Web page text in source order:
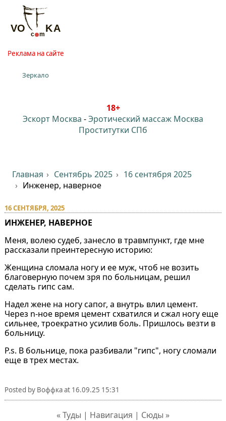
Реклама на сайте
Зеркало
18+
Эскорт Москва -Эротический массаж Москва
Проститутки СПб
Главная Сентябрь 2025
16 сентября 2025
Инженер, наверное
16 СЕНТЯБРЯ, 2025
ИНЖЕНЕР, НАВЕРНОЕ
Меня, волею судеб, занесло в травмпункт, где мне
рассказали преинтересную историю:
Женщина сломала ногу и ее муж, чтоб не возить
благоверную почем зря по больницам, решил
сделать гипс сам.
Надел жене на ногу сапог, а внутрь влил цемент.
Через n-ное время цемент схватился и сжал ногу еще
сильнее, троекратно усилив боль. Пришлось везти в
больницу.
P.s. В больнице, пока разбивали "гипс", ногу сломали
еще в трех местах.
Posted by Воффкаat 16.09.25 15:31
« Туды | Навигация | Сюды »